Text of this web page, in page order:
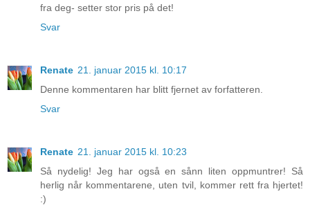
fra deg- setter stor pris på det!
Svar
Renate 21. januar 2015 kl. 10:17
Denne kommentaren har blitt fjernet av forfatteren.
Svar
Renate 21. januar 2015 kl. 10:23
Så nydelig! Jeg har også en sånn liten oppmuntrer! Så
herlig når kommentarene, uten tvil, kommer rett fra hjertet!
:)